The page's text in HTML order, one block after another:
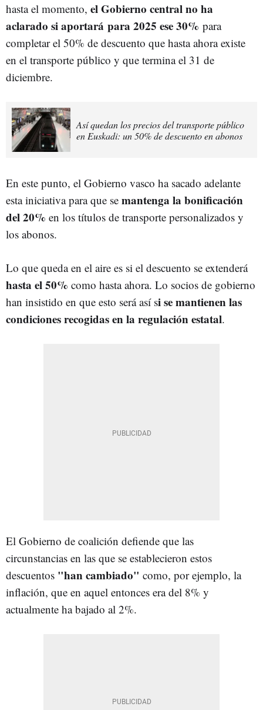
hasta el momento, el Gobierno central no ha
aclarado si aportará para 2025 ese 30% para
completar el 50% de descuento que hasta ahora existe
en el transporte público y que termina el 31 de
diciembre.
Así quedan los precios del transporte público
en Euskadi: un 50% de descuento en abonos
En este punto, el Gobierno vasco ha sacado adelante
esta iniciativa para que se mantenga la bonificación
del 20% en los títulos de transporte personalizados y
los abonos.
Lo que queda en el aire es si el descuento se extenderá
hasta el 50% como hasta ahora. Lo socios de gobierno
han insistido en que esto será así si se mantienen las
condiciones recogidas en la regulación estatal.
El Gobierno de coalición defiende que las
circunstancias en las que se establecieron estos
descuentos "han cambiado" como, por ejemplo, la
inflación, que en aquel entonces era del 8% y
actualmente ha bajado al 2%.